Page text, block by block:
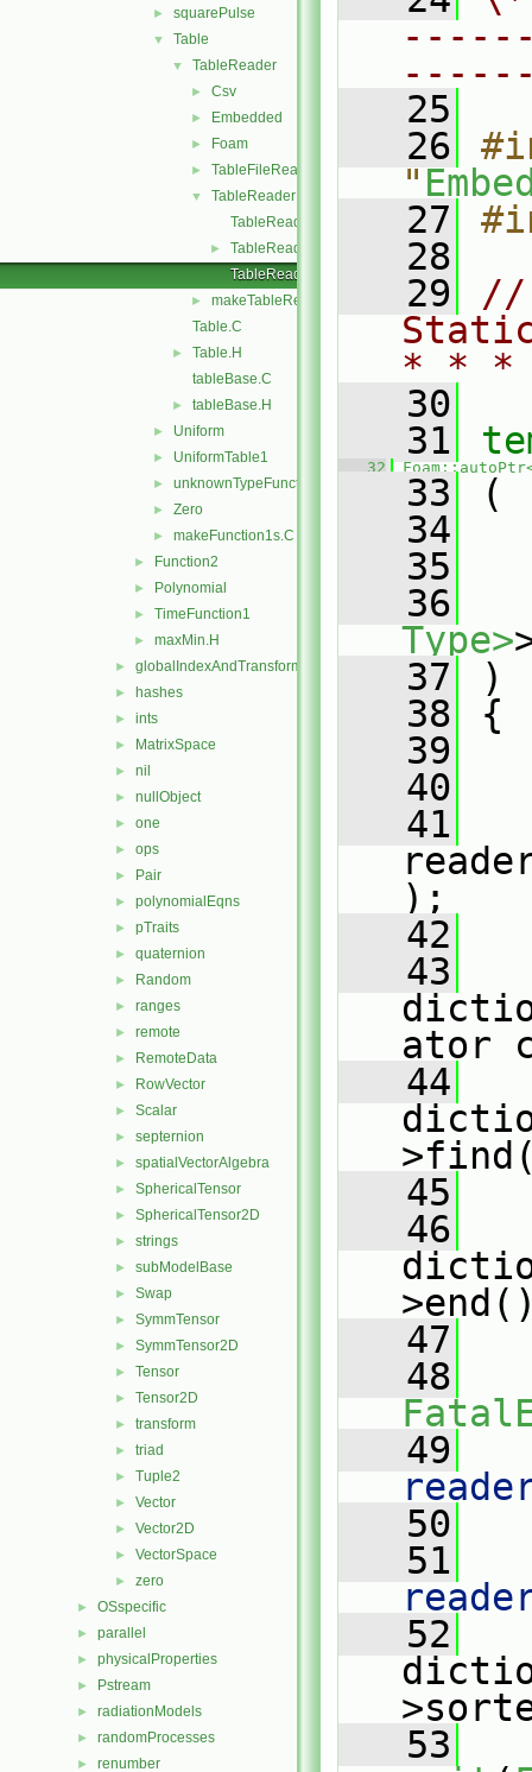
► squarePulse
▼ Table
▼ TableReader
► Csv
► Embedded
► Foam
► TableFileReader
▼
TableReader
TableReader.C
►
TableReader.H
TableReaderNew.C
►
makeTableReaders.C
Table.C
►
Table.H
tableBase.C
► tableBase.H
► Uniform
► UniformTable1
► unknownTypeFunction1
► Zero
► makeFunction1s.C
► Function2
► Polynomial
► TimeFunction1
► maxMin.H
► globalIndexAndTransform
► hashes
► ints
► MatrixSpace
► nil
► nullObject
► one
► ops
► Pair
► polynomialEqns
► pTraits
► quaternion
► Random
► ranges
► remote
► RemoteData
► RowVector
► Scalar
► septernion
► spatialVectorAlgebra
► SphericalTensor
► SphericalTensor2D
► strings
► subModelBase
► Swap
► SymmTensor
► SymmTensor2D
► Tensor
► Tensor2D
► transform
► triad
► Tuple2
► Vector
► Vector2D
► VectorSpace
► zero
► OSspecific
► parallel
► physicalProperties
► Pstream
► radiationModels
► randomProcesses
► renumber
   25
   26
"
   27
   28
   29
//
* *
   30
   31
   32
   33
(
   34
   35
   36
Type>
   37
)
   38
{
   39
   40
   41
);
   42
   43
ator
   44
   45
   46
   47
   48
   49
   50
   51
   52
   53